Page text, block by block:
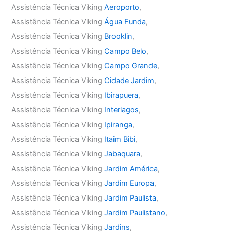
Assistência Técnica VikingAeroporto,
Assistência Técnica VikingÁgua Funda,
Assistência Técnica Viking Brooklin,
Assistência Técnica VikingCampo Belo,
Assistência Técnica VikingCampo Grande,
Assistência Técnica VikingCidade Jardim,
Assistência Técnica Viking Ibirapuera,
Assistência Técnica Viking Interlagos,
Assistência Técnica Viking Ipiranga,
Assistência Técnica Viking Itaim Bibi,
Assistência Técnica VikingJabaquara,
Assistência Técnica VikingJardim América,
Assistência Técnica VikingJardim Europa,
Assistência Técnica VikingJardim Paulista,
Assistência Técnica VikingJardim Paulistano,
Assistência Técnica VikingJardins,